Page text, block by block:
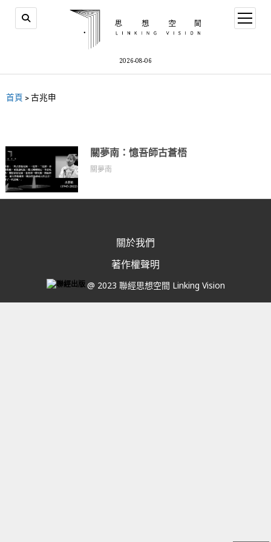
2026-08-06
首頁 >古兆申
關夢南：憶吾師古蒼梧
關夢南
關於我們
著作權聲明
@ 2023 聯經思想空間 Linking Vision